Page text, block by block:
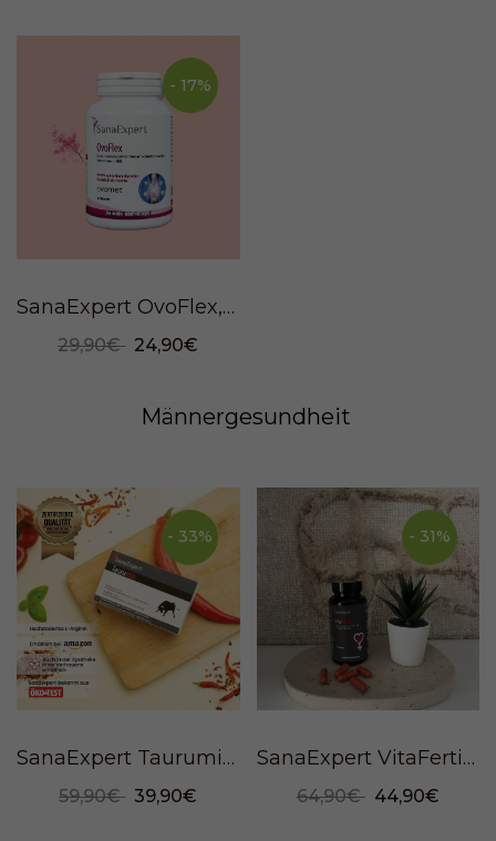
- 17%
SanaExpert OvoFlex, 120 Kapseln
29,90€ 24,90€
Männergesundheit
- 33%
SanaExpert Taurumin, 60 Kapseln
59,90€ 39,90€
- 31%
SanaExpert VitaFertil, 60 Kapseln
64,90€ 44,90€